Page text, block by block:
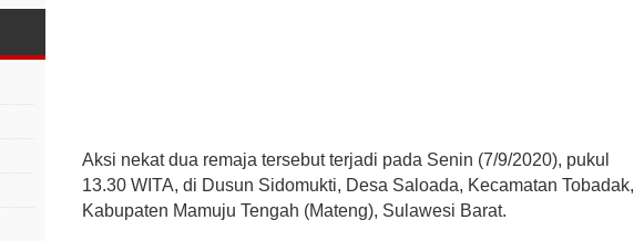
Aksi nekat dua remaja tersebut terjadi pada Senin (7/9/2020), pukul
13.30 WITA, di Dusun Sidomukti, Desa Saloada, Kecamatan Tobadak,
Kabupaten Mamuju Tengah (Mateng), Sulawesi Barat.